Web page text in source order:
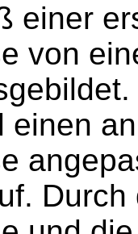
einer
von
einen